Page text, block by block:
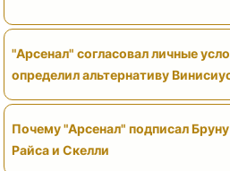
"Арсенал" согласовал личные
определил альтернативу
Почему "Арсенал" подписал
Райса и Скелли